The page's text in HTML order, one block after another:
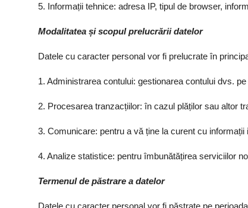
5. Informații tehnice: adresa IP, tipul de browser,
Modalitatea și scopul prelucrării datelor
Datele cu caracter personal vor fi prelucrate în
1. Administrarea contului: gestionarea contului dvs.
2. Procesarea tranzacțiilor: în cazul plăților sau altor
3. Comunicare: pentru a vă ține la curent cu informații
4. Analize statistice: pentru îmbunătățirea serviciilor
Termenul de păstrare a datelor
Datele cu caracter personal vor fi păstrate pe